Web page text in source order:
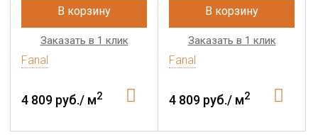
В корзину
Заказать в 1 клик
Fanal
4 809 руб./ м2
В корзину
Заказать в 1 клик
Fanal
4 809 руб./ м2